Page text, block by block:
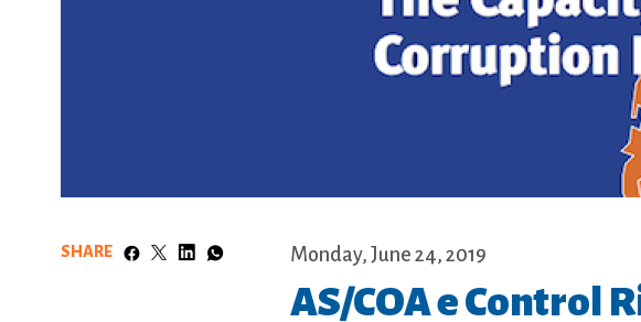
SHARE Monday, June 24, 2019
AS/COA e Control